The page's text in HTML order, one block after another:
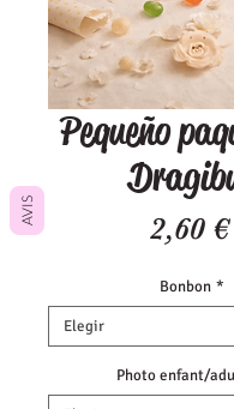
Pequeño
2,60 €
Bonbon *
Photo enfant/
AVIS